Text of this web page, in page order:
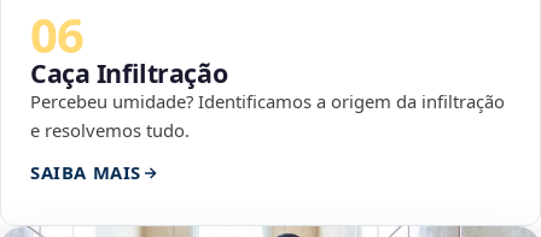
06
Caça Infiltração
Percebeu umidade? Identificamos a origem da infiltração
e resolvemos tudo.
SAIBA MAIS